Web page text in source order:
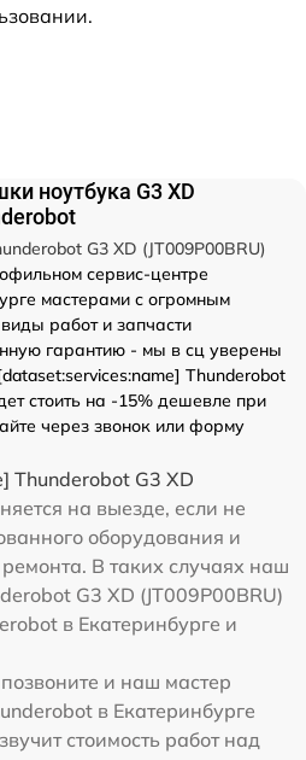
ноутбука G3 XD
G3 XD (JT009P00BRU)
сервис-центре
мастерами с огромным
работ и запчасти
гарантию - мы в сц уверены
Thunderobot
стоить на -15% дешевле при
через звонок или форму
Thunderobot G3 XD
на выезде, если не
оборудования и
В таких случаях наш
G3 XD (JT009P00BRU)
в Екатеринбурге и
и наш мастер
в Екатеринбурге
стоимость работ над